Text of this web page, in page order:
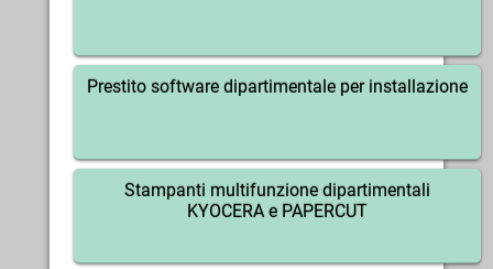
Prestito software dipartimentale per installazione
Stampanti multifunzione dipartimentali
KYOCERA e PAPERCUT